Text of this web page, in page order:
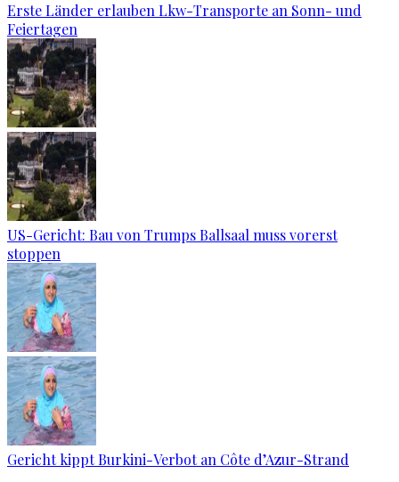
Erste Länder erlauben Lkw-Transporte an Sonn- und
Feiertagen
US-Gericht: Bau von Trumps Ballsaal muss vorerst
stoppen
Gericht kippt Burkini-Verbot an Côte d’Azur-Strand